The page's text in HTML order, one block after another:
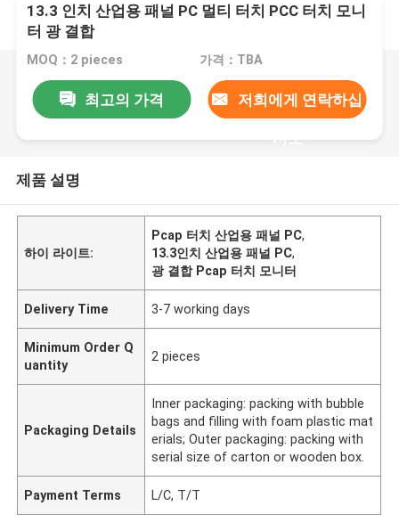
13.3 인치 산업용 패널 PC 멀티 터치 PCC 터치 모니
터 광 결합
MOQ：2 pieces 가격：TBA
최고의 가격 저희에게 연락하십
시오
제품 설명
하이 라이트:
Pcap 터치 산업용 패널 PC,
13.3인치 산업용 패널 PC,
광 결합 Pcap 터치 모니터
Delivery Time 3-7 working days
Minimum Order Q
uantity
2 pieces
Packaging Details
Inner packaging: packing with bubble
bags and filling with foam plastic mat
erials; Outer packaging: packing with
serial size of carton or wooden box.
Payment Terms L/C, T/T